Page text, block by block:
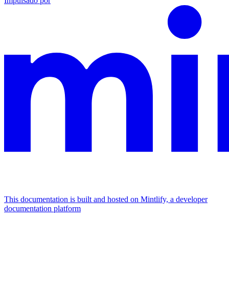
This documentation is built and hosted on Mintlify, a developer
documentation platform